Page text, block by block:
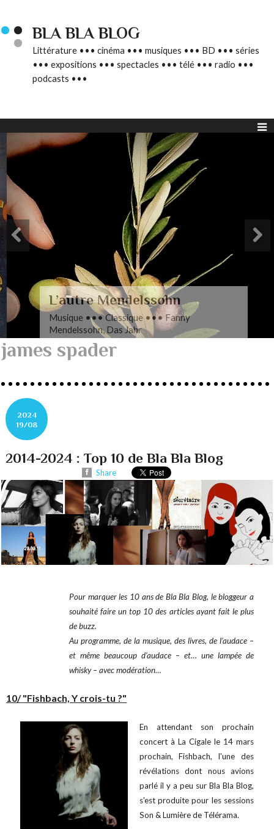
BLA BLA BLOG
Littérature ••• cinéma ••• musiques ••• BD ••• séries
••• expositions ••• spectacles ••• télé ••• radio •••
podcasts •••
L’autre Mendelssohn
Musique ••• Classique ••• Fanny
Mendelssohn, Das Jahr
james spader
2024
19/08
2014-2024 : Top 10 de Bla Bla Blog
Share
Pour marquer les 10 ans de Bla Bla Blog, le bloggeur a
souhaité faire un top 10 des articles ayant fait le plus
de buzz.
Au programme, de la musique, des livres, de l’audace –
et même beaucoup d’audace – et… une lampée de
whisky – avec modération…
10/ "Fishbach, Y crois-tu ?"
En attendant son prochain
concert à La Cigale le 14 mars
prochain, Fishbach, l'une des
révélations dont nous avions
parlé il y a peu sur Bla Bla Blog,
s'est produite pour les sessions
Son & Lumière de Télérama.